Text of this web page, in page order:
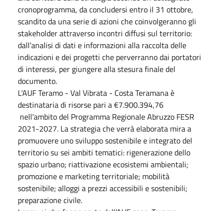
cronoprogramma, da concludersi entro il 31 ottobre,
scandito da una serie di azioni che coinvolgeranno gli
stakeholder attraverso incontri diffusi sul territorio:
dall’analisi di dati e informazioni alla raccolta delle
indicazioni e dei progetti che perverranno dai portatori
di interessi, per giungere alla stesura finale del
documento.
L'AUF Teramo - Val Vibrata - Costa Teramana è
destinataria di risorse pari a €7.900.394,76
nell'ambito del Programma Regionale Abruzzo FESR
2021-2027. La strategia che verrà elaborata mira a
promuovere uno sviluppo sostenibile e integrato del
territorio su sei ambiti tematici: rigenerazione dello
spazio urbano; riattivazione ecosistemi ambientali;
promozione e marketing territoriale; mobilità
sostenibile; alloggi a prezzi accessibili e sostenibili;
preparazione civile.